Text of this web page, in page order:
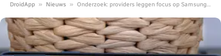
DroidApp » Nieuws » Onderzoek: providers leggen focus op Samsung bij promotie van toestellen